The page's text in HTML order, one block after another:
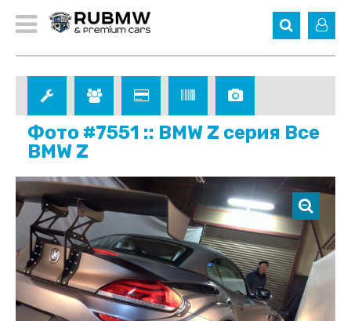
Фото #7551 :: BMW Z серия Все
BMW Z